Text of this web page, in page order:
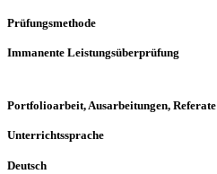
Prüfungsmethode
Immanente Leistungsüberprüfung
Portfolioarbeit, Ausarbeitungen, Referate
Unterrichtssprache
Deutsch